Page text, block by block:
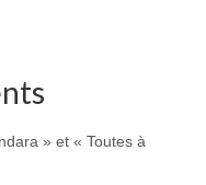
» et « Toutes à